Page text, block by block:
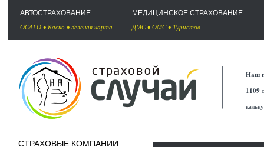
АВТОСТРАХОВАНИЕ
ОСАГО • Каско • Зеленая карта
МЕДИЦИНСКОЕ СТРАХОВАНИЕ
ДМС• ОМС• Туристов
Наш
1109
СТРАХОВЫЕ КОМПАНИИ